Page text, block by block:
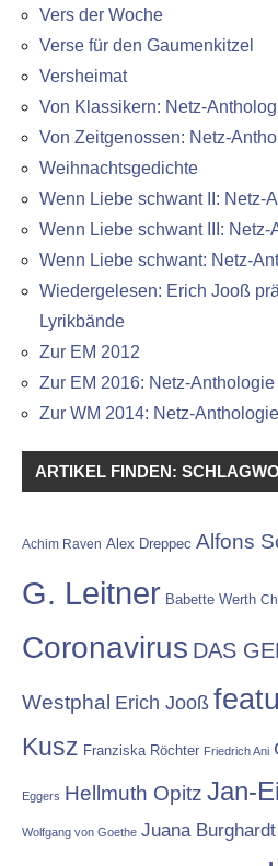
Vers der Woche
Verse für den Gaumenkitzel
Versheimat
Von Klassikern: Netz-
Von Zeitgenossen: Netz-
Weihnachtsgedichte
Wenn Liebe schwant II: Netz-
Wenn Liebe schwant III: Netz-
Wenn Liebe schwant: Netz-
Wiedergelesen: Erich Jooß
Lyrikbände
Zur EM 2012
Zur EM 2016: Netz-Anthologie
Zur WM 2014: Netz-Anthologie
ARTIKEL FINDEN:
Achim Raven Alex Dreppec Alfons
G. Leitner Babette Werth
Coronavirus DAS
Westphal Erich Jooß
Kusz Franziska Röchter Friedrich Ani
Eggers Hellmuth Opitz Jan-
Wolfgang von Goethe Juana Burghardt